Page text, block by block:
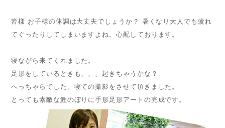
皆様 お子様の体調は大丈夫でしょうか？ 暑くなり大人でも疲れ
てぐったりしてしまいますよね。心配しております。
寝ながら来てくれました。
足形をしているときも、、、起きちゃうかな？
へっちゃらでした。寝ての撮影をさせて頂きました。
とっても素敵な鯉のぼりに手形足形アートの完成です。